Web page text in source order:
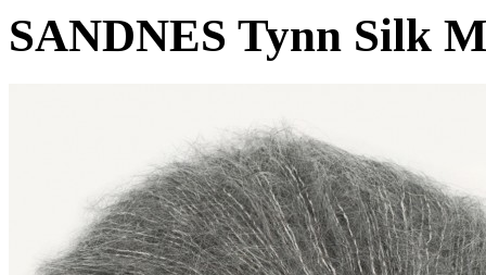
SANDNES Tynn Silk